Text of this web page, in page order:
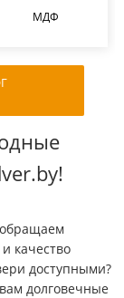
МДФ
качество
доступными?
долговечные